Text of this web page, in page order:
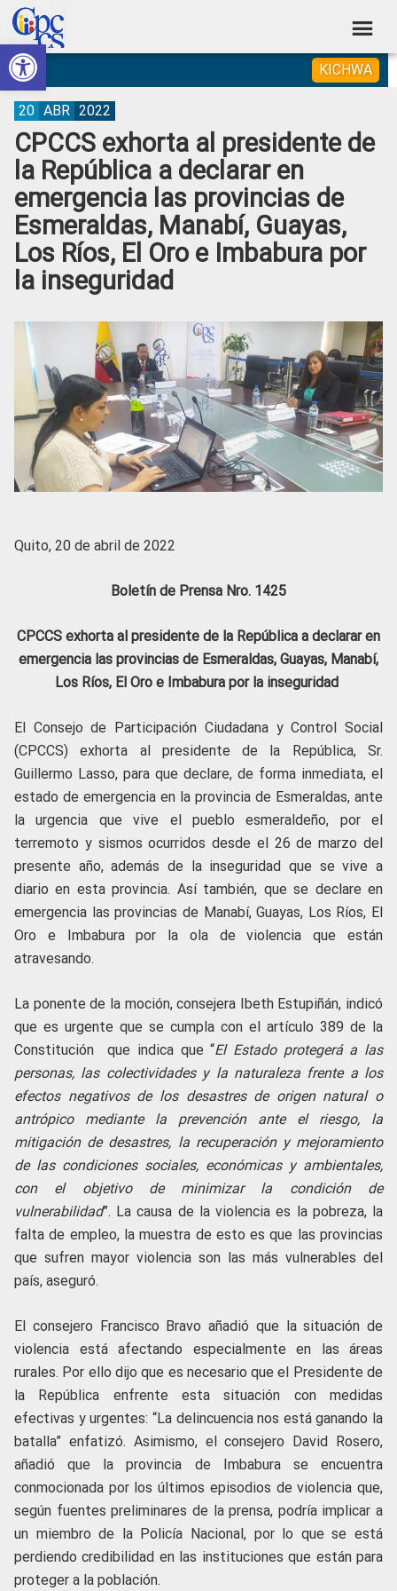
Abrir barra de herramientas
Skip
to
primary
navigation
Skip
to
main
content
Skip
to
primary
sidebar
Skip
to
footer
Consejo
de
Participación
Ciudadana
Control
Social
Construyendo
Poder
Ciudadano
KICHWA
CPCCS exhorta al presidente de
la República a declarar en
emergencia las provincias de
Esmeraldas, Manabí, Guayas,
Los Ríos, El Oro e Imbabura por
la inseguridad
20 ABR 2022
Quito, 20 de abril de 2022
Boletín de Prensa Nro. 1425
CPCCS exhorta al presidente de la República a declarar en
emergencia las provincias de Esmeraldas, Guayas, Manabí,
Los Ríos, El Oro e Imbabura por la inseguridad
El Consejo de Participación Ciudadana y Control Social
(CPCCS) exhorta al presidente de la República, Sr.
Guillermo Lasso, para que declare, de forma inmediata, el
estado de emergencia en la provincia de Esmeraldas, ante
la urgencia que vive el pueblo esmeraldeño, por el
terremoto y sismos ocurridos desde el 26 de marzo del
presente año, además de la inseguridad que se vive a
diario en esta provincia. Así también, que se declare en
emergencia las provincias de Manabí, Guayas, Los Ríos, El
Oro e Imbabura por la ola de violencia que están
atravesando.
La ponente de la moción, consejera Ibeth Estupiñán, indicó
que es urgente que se cumpla con el artículo 389 de la
Constitución que indica que “El Estado protegerá a las
personas, las colectividades y la naturaleza frente a los
efectos negativos de los desastres de origen natural o
antrópico mediante la prevención ante el riesgo, la
mitigación de desastres, la recuperación y mejoramiento
de las condiciones sociales, económicas y ambientales,
con el objetivo de minimizar la condición de
vulnerabilidad”. La causa de la violencia es la pobreza, la
falta de empleo, la muestra de esto es que las provincias
que sufren mayor violencia son las más vulnerables del
país, aseguró.
El consejero Francisco Bravo añadió que la situación de
violencia está afectando especialmente en las áreas
rurales. Por ello dijo que es necesario que el Presidente de
la República enfrente esta situación con medidas
efectivas y urgentes: “La delincuencia nos está ganando la
batalla” enfatizó. Asimismo, el consejero David Rosero,
añadió que la provincia de Imbabura se encuentra
conmocionada por los últimos episodios de violencia que,
según fuentes preliminares de la prensa, podría implicar a
un miembro de la Policía Nacional, por lo que se está
perdiendo credibilidad en las instituciones que están para
proteger a la población.